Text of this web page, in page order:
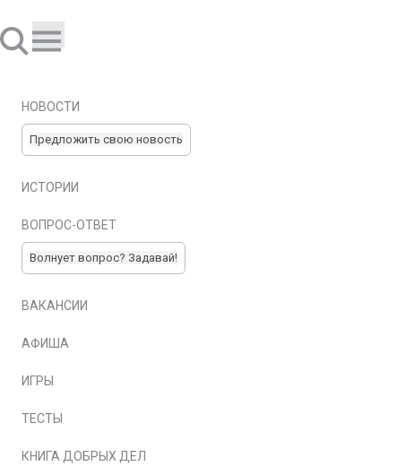
НОВОСТИ
Предложить свою новость
ИСТОРИИ
ВОПРОС-ОТВЕТ
Волнует вопрос? Задавай!
ВАКАНСИИ
АФИША
ИГРЫ
ТЕСТЫ
КНИГА ДОБРЫХ ДЕЛ